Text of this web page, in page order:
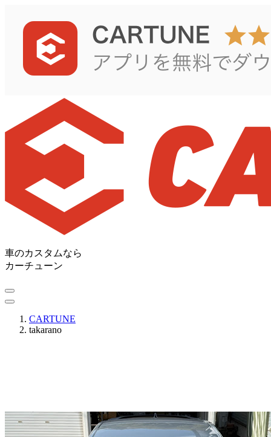
車のカスタムなら
カーチューン
CARTUNE
takarano